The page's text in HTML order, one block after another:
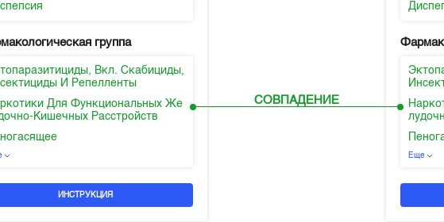
группа
Вкл. Скабициды,
И Репелленты
Для Функциональных Же
Кишечных Расстройств
ИНСТРУКЦИЯ
СОВПАДЕНИЕ
Еще